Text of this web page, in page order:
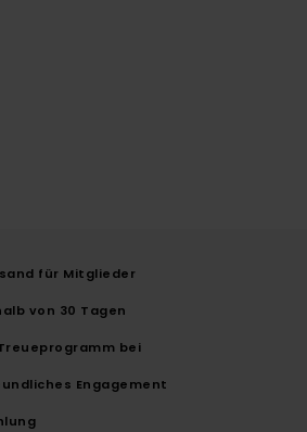
für Mitglieder
von 30 Tagen
bei
Engagement